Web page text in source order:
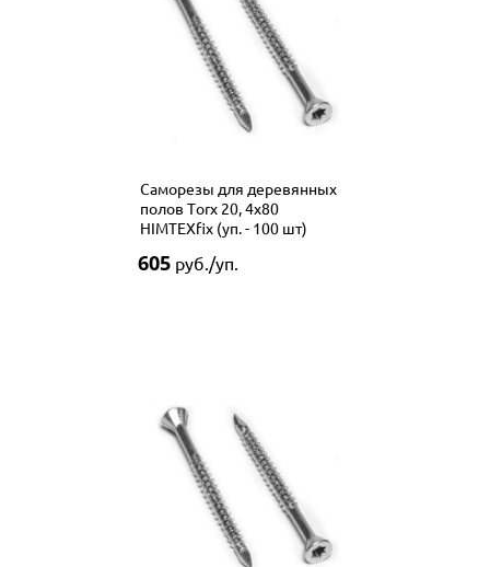
Саморезы для деревянных
полов Тorx 20, 4х80
HIMTEXfix (уп. - 100 шт)
605 руб./уп.